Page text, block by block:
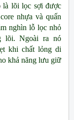
là lõi lọc sợi được
nhựa và quấn
nghìn lỗ lọc nhỏ
lõi. Ngoài ra nó
khi chất lỏng di
khả năng lưu giữ